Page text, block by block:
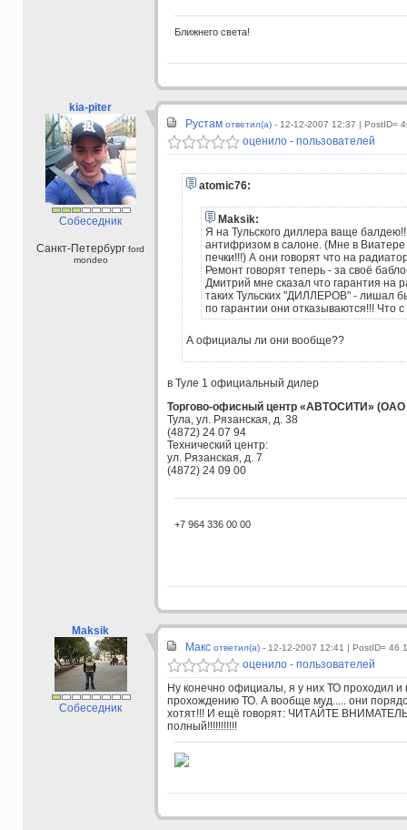
Ближнего света!
kia-piter
Собеседник
Санкт-Петербург ford
mondeo
Рустам ответил(а) - 12-12-2007 12:37 | PostID=
оценило - пользователей
atomic76:
Maksik:
Я на Тульского диллера ваще
антифризом в салоне. (Мне в
печки!!!) А они говорят что на
Ремонт говорят теперь - за своё
Дмитрий мне сказал что гарантия на
таких Тульских "ДИЛЛЕРОВ" - лишал
по гарантии они отказываются!!! Что
А официалы ли они вообще??
в Туле 1 официальный дилер
Торгово-офисный центр «АВТОСИТИ» (ОАО
Тула, ул. Рязанская, д. 38
(4872) 24 07 94
Технический центр:
ул. Рязанская, д. 7
(4872) 24 09 00
+7 964 336 00 00
Maksik
Собеседник
Макс ответил(а) - 12-12-2007 12:41 | PostID= 46
оценило - пользователей
Ну конечно официалы, я у них ТО проходил и
прохождению ТО. А вообще муд..... они
хотят!!! И ещё говорят: ЧИТАЙТЕ
полный!!!!!!!!!!!